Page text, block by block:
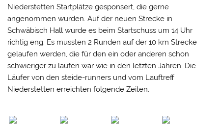
Niederstetten Startplätze gesponsert, die gerne
angenommen wurden. Auf der neuen Strecke in
Schwäbisch Hall wurde es beim Startschuss um 14 Uhr
richtig eng. Es mussten 2 Runden auf der 10 km Strecke
gelaufen werden, die für den ein oder anderen schon
schwieriger zu laufen war wie in den letzten Jahren. Die
Läufer von den steide-runners und vom Lauftreff
Niederstetten erreichten folgende Zeiten.